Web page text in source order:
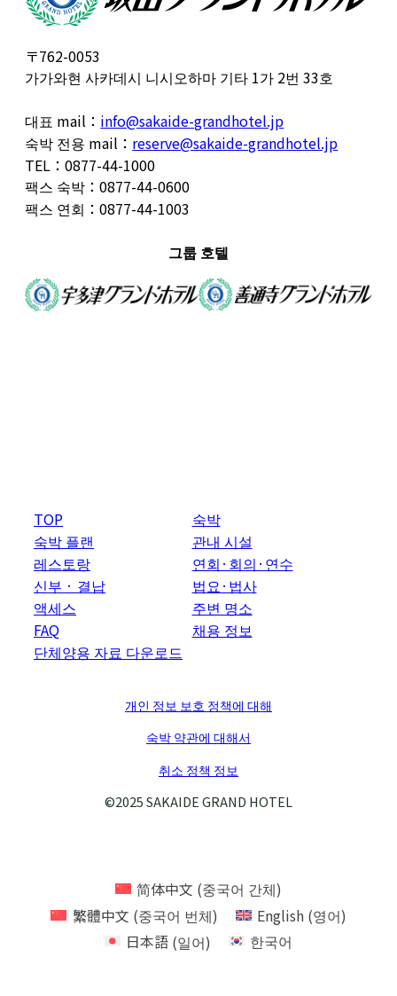
〒762-0053
가가와현 사카데시 니시오하마 기타 1가 2번 33호
대표 mail： info@sakaide-grandhotel.jp
숙박 전용 mail： reserve@sakaide-grandhotel.jp
TEL：0877-44-1000
팩스 숙박：0877-44-0600
팩스 연회：0877-44-1003
그룹 호텔
TOP
숙박
숙박 플랜
관내 시설
레스토랑
연회·회의·연수
신부 · 결납
법요·법사
액세스
주변 명소
FAQ
채용 정보
단체양용 자료 다운로드
개인 정보 보호 정책에 대해
숙박 약관에 대해서
취소 정책 정보
©︎2025 SAKAIDE GRAND HOTEL
简体中文 (중국어 간체)
繁體中文 (중국어 번체) English(영어)
日本語 (일어) 한국어